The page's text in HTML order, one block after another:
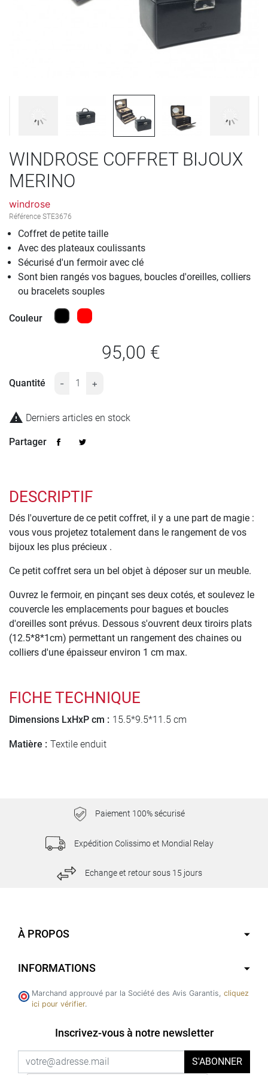
WINDROSE COFFRET BIJOUX
MERINO
windrose
Référence STE3676
Coffret de petite taille
Avec des plateaux coulissants
Sécurisé d'un fermoir avec clé
Sont bien rangés vos bagues, boucles d'oreilles, colliers
ou bracelets souples
Couleur Noir Rouge
95,00 €
Quantité - +
 Derniers articles en stock
Partager
DESCRIPTIF
Dés l'ouverture de ce petit coffret, il y a une part de magie :
vous vous projetez totalement dans le rangement de vos
bijoux les plus précieux .
Ce petit coffret sera un bel objet à déposer sur un meuble.
Ouvrez le fermoir, en pinçant ses deux cotés, et soulevez le
couvercle les emplacements pour bagues et boucles
d'oreilles sont prévus. Dessous s'ouvrent deux tiroirs plats
(12.5*8*1cm) permettant un rangement des chaines ou
colliers d'une épaisseur environ 1 cm max.
FICHE TECHNIQUE
Dimensions LxHxP cm : 15.5*9.5*11.5 cm
Matière : Textile enduit
Paiement 100% sécurisé
Expédition Colissimo et Mondial Relay
Echange et retour sous 15 jours
À PROPOS
INFORMATIONS
Marchand approuvé par la Société des Avis Garantis, cliquez
ici pour vérifier.
Inscrivez-vous à notre newsletter
S'ABONNER